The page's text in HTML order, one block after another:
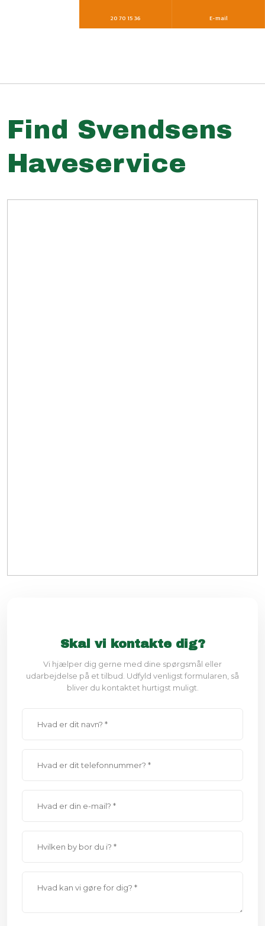
Find Svendsens
Haveservice
Skal vi kontakte dig?
Vi hjælper dig gerne med dine spørgsmål eller
udarbejdelse på et tilbud. Udfyld venligst formularen, så
bliver du kontaktet hurtigst muligt.​
20 70 15 36​ E-mail